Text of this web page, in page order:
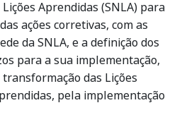
Aprendidas (SNLA) para
ações corretivas, com as
da SNLA, e a definição dos
para a sua implementação,
das Lições
pela implementação